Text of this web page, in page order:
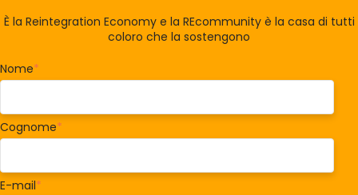
È la Reintegration Economy e la REcommunity è la casa di tutti
coloro che la sostengono
Nome*
Cognome*
E-mail*